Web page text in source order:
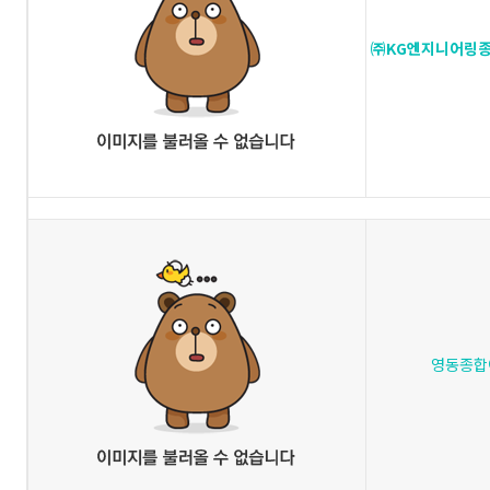
㈜KG엔지니어링
영동종